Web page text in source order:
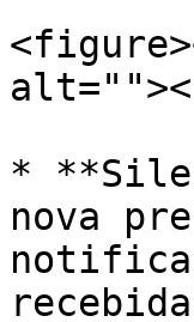
*
nova